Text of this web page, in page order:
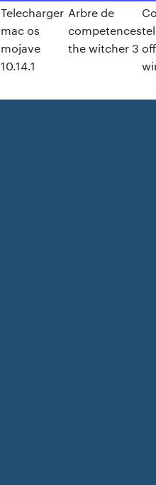
Telecharger
mac os
mojave
10.14.1
Arbre de
competences
the witcher 3